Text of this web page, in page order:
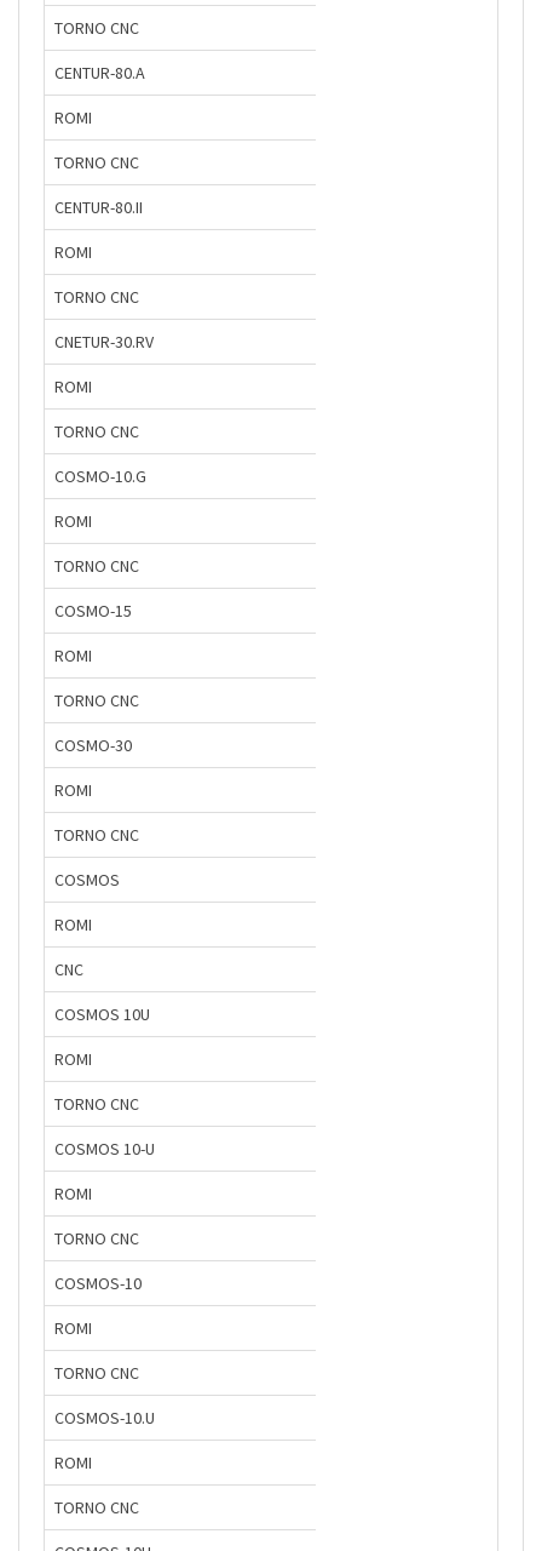
TORNO CNC
CENTUR-80.A
ROMI
TORNO CNC
CENTUR-80.II
ROMI
TORNO CNC
CNETUR-30.RV
ROMI
TORNO CNC
COSMO-10.G
ROMI
TORNO CNC
COSMO-15
ROMI
TORNO CNC
COSMO-30
ROMI
TORNO CNC
COSMOS
ROMI
CNC
COSMOS 10U
ROMI
TORNO CNC
COSMOS 10-U
ROMI
TORNO CNC
COSMOS-10
ROMI
TORNO CNC
COSMOS-10.U
ROMI
TORNO CNC